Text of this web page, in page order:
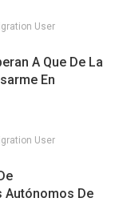
User
A Que De La
En
User
Autónomos De